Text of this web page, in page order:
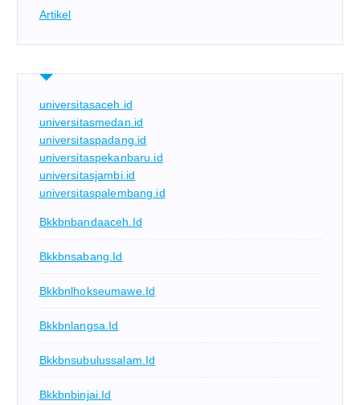
Artikel
universitasaceh.id
universitasmedan.id
universitaspadang.id
universitaspekanbaru.id
universitasjambi.id
universitaspalembang.id
Bkkbnbandaaceh.id
Bkkbnsabang.id
Bkkbnlhokseumawe.id
Bkkbnlangsa.id
Bkkbnsubulussalam.id
Bkkbnbinjai.id